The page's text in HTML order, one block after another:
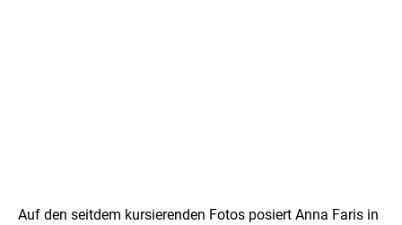
Auf den seitdem kursierenden Fotos posiert Anna Faris in